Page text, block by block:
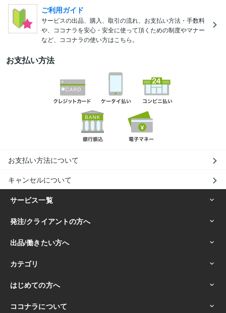
ご利用ガイド
サービスの出品、購入、取引の流れ、お支払い方法・手数料
や、ココナラを安心・安全に使って頂くための制度やマナー
など、ココナラの使い方はこちら。
お支払い方法
お支払い方法について
キャンセルについて